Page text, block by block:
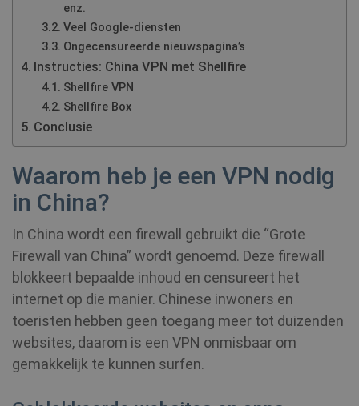
enz.
Veel Google-diensten
Ongecensureerde nieuwspagina’s
Instructies: China VPN met Shellfire
Shellfire VPN
Shellfire Box
Conclusie
Waarom heb je een VPN nodig
in China?
In China wordt een firewall gebruikt die “Grote
Firewall van China” wordt genoemd. Deze firewall
blokkeert bepaalde inhoud en censureert het
internet op die manier. Chinese inwoners en
toeristen hebben geen toegang meer tot duizenden
websites, daarom is een VPN onmisbaar om
gemakkelijk te kunnen surfen.